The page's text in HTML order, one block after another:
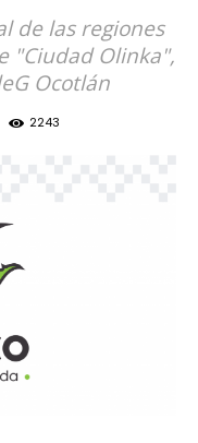
de las regiones
"Ciudad Olinka",
Ocotlán
2243